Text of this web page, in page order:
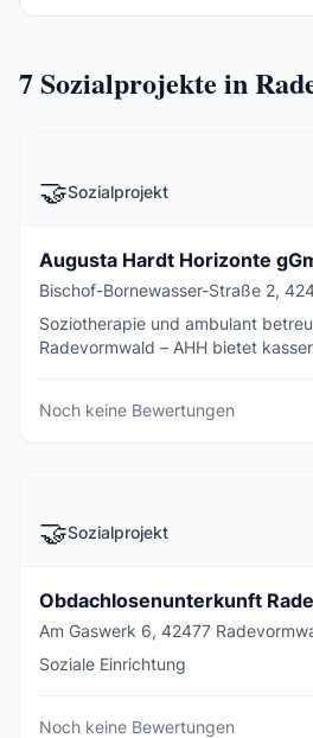
7Sozialprojekte in
🤝Sozialprojekt
Bischof-Bornewasser-Straße 2,
Soziotherapie und ambulant
Radevormwald – AHH bietet
Noch keine Bewertungen
🤝Sozialprojekt
Obdachlosenunterkunft
Am Gaswerk 6, 42477
Soziale Einrichtung
Noch keine Bewertungen